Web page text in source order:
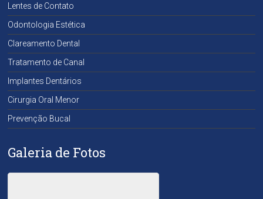
Lentes de Contato
Odontologia Estética
Clareamento Dental
Tratamento de Canal
Implantes Dentários
Cirurgia Oral Menor
Prevenção Bucal
Galeria de Fotos